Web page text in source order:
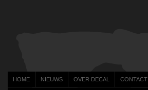
HOME NIEUWS OVER DECAL CONTACT